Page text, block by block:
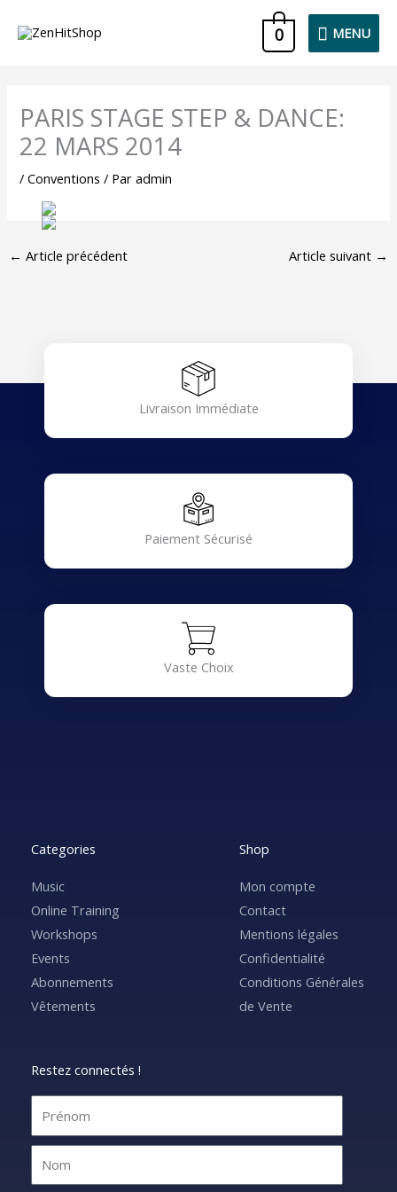
MENU
MENU
0
PARIS STAGE STEP & DANCE:
22 MARS 2014
/Conventions / Paradmin
← Article précédent Article suivant →
Livraison Immédiate
Paiement Sécurisé
Vaste Choix
Categories
Music
Online Training
Workshops
Events
Abonnements
Vêtements
Shop
Mon compte
Contact
Mentions légales
Confidentialité
Conditions Générales
de Vente
Restez connectés !